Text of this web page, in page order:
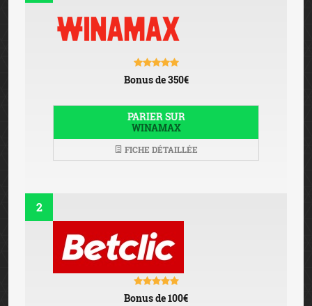
Bonus de 350€
PARIER SUR
WINAMAX
FICHE DÉTAILLÉE
2
Bonus de 100€